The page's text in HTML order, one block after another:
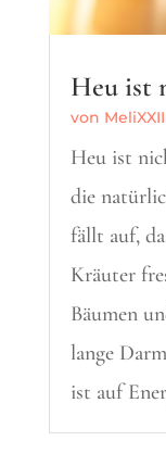
Heu ist
von
Heu ist
die
fällt auf,
Kräuter
Bäumen
lange
ist auf